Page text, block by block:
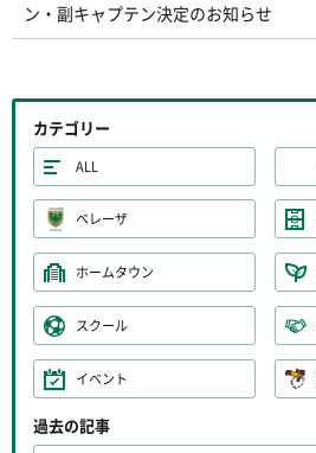
ン・副キャプテン決定のお知らせ
カテゴリー
ALL
ベレーザ
ホームタウン
スクール
イベント
過去の記事